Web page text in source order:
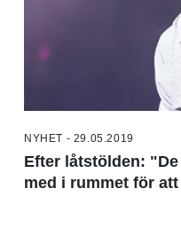
NYHET - 29.05.2019
Efter låtstölden:
med i rummet för